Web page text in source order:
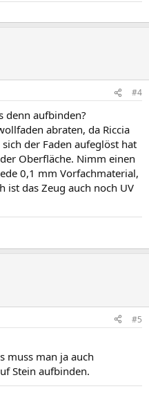
#4
denn aufbinden?
abraten, da Riccia
der Faden aufeglöst hat
Oberfläche. Nimm einen
0,1 mm Vorfachmaterial,
ist das Zeug auch noch UV
#5
muss man ja auch
Stein aufbinden.